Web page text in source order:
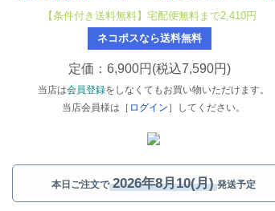
【条件付き送料無料】宅配便無料まで2,410円
ネコポスなら送料無料
定価：6,900円(税込7,590円)
当店は会員登録をしなくてもお買い物いただけます。
当店会員様は［ ログイン ］してください。
本日ご注文で 2026年8月10(月) 発送予定